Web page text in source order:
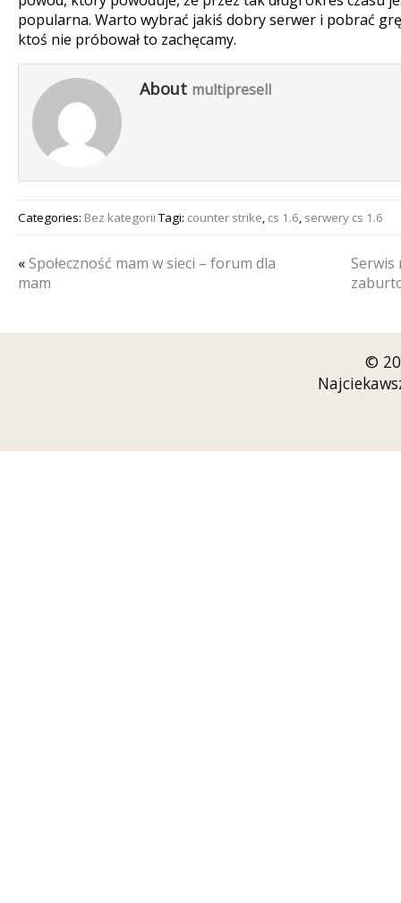
popularna. Warto wybrać jakiś dobry serwer i pobrać
ktoś nie próbował to zachęcamy.
About multipresell
Categories: Bez kategoriiTagi: counter strike, cs 1.6, serwery cs 1.6
«Społeczność mam w sieci – forum dla
mam
Serwis
©